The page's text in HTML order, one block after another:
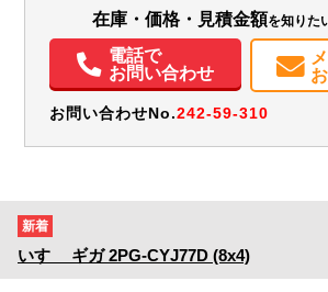
パワステ パワーウィンドウ ABS エア
電動格納ミラー
ETC
バックモニタ
取扱説明書（一部含む）
メンテナンスノート（保証書）
在庫・価格・見積金額を知りた
電話で
お問い合わせ
お問い合わせNo.242-59-310
新着
いすゞ ギガ 2PG-CYJ77D (8x4)